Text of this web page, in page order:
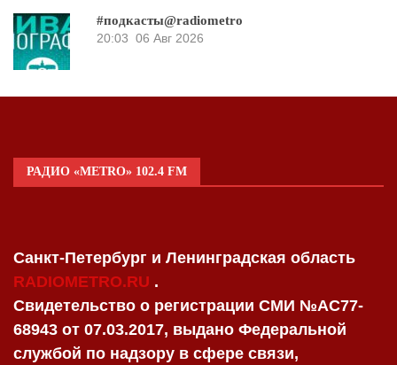
#подкасты@radiometro
20:03 06 Авг 2026
РАДИО «METRO» 102.4 FM
Санкт-Петербург и Ленинградская область
RADIOMETRO.RU .
Свидетельство о регистрации СМИ №AC77-
68943 от 07.03.2017, выдано Федеральной
службой по надзору в сфере связи,